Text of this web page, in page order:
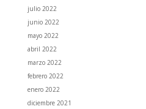
julio 2022
junio 2022
mayo 2022
abril 2022
marzo 2022
febrero 2022
enero 2022
diciembre 2021